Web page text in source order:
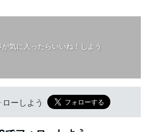
が気に入ったらいいね！しよう
ーしよう